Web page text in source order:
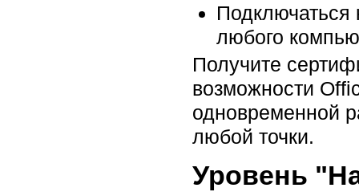
Подключаться
любого
Получите
возможности
одновременной
любой точки.
Уровень